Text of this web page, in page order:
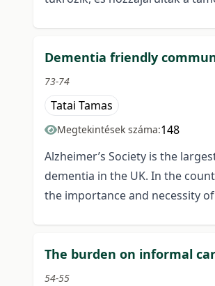
Dementia friendly
73-74
Tatai Tamas
Megtekintések száma:148
Alzheimer’s Society is the
dementia in the UK. In the
the importance and necessity
The burden on informal
54-55